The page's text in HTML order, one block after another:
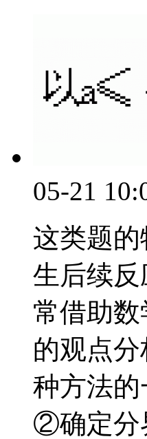
05-21
这类题
生后续
常借助
的观点
种方法
②确定分